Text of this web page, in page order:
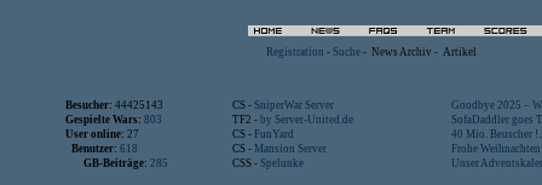
Registration - Suche - News Archiv - Artikel
Besucher: 44425143 CS - SniperWar Server
Goodbye 2025 –
Gespielte Wars: 803 TF2 - by Server-United.de
SofaDaddler goes
User online: 27 CS - FunYard
40 Mio. Beuscher
Benutzer: 618 CS - Mansion Server
Frohe
GB-Beiträge: 285 CSS - Spelunke Unser